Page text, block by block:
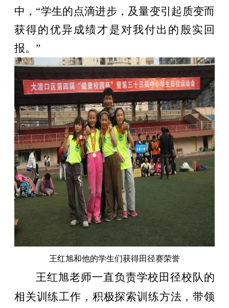
中，“学生的点滴进步，及量变引起质变而
获得的优异成绩才是对我付出的殷实回
报。”
王红旭和他的学生们获得田径赛荣誉
王红旭老师一直负责学校田径校队的
相关训练工作，积极探索训练方法，带领